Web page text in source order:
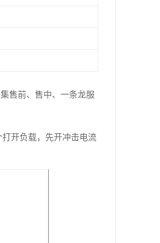
售前、售中、一条龙服
开负载，先开冲击电流